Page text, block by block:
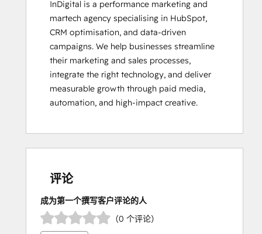
InDigital is a performance marketing and
martech agency specialising in HubSpot,
CRM optimisation, and data-driven
campaigns. We help businesses streamline
their marketing and sales processes,
integrate the right technology, and deliver
measurable growth through paid media,
automation, and high-impact creative.
评论
成为第一个撰写客户评论的人
（0 个评论）